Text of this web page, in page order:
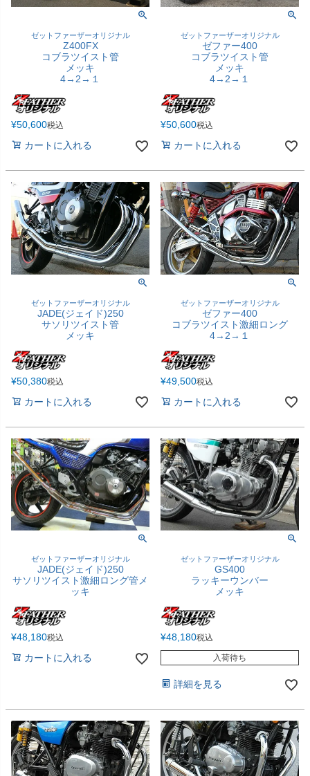
ゼットファーザーオリジナル
Z400FX
コブラツイスト管
メッキ
4→2→１
¥50,600税込
カートに入れる
ゼットファーザーオリジナル
ゼファー400
コブラツイスト管
メッキ
4→2→１
¥50,600税込
カートに入れる
ゼットファーザーオリジナル
JADE(ジェイド)250
サソリツイスト管
メッキ
¥50,380税込
カートに入れる
ゼットファーザーオリジナル
ゼファー400
コブラツイスト激細ロング
4→2→１
¥49,500税込
カートに入れる
ゼットファーザーオリジナル
JADE(ジェイド)250
サソリツイスト激細ロング管メ
ッキ
¥48,180税込
カートに入れる
ゼットファーザーオリジナル
GS400
ラッキーウンバー
メッキ
¥48,180税込
入荷待ち
詳細を見る